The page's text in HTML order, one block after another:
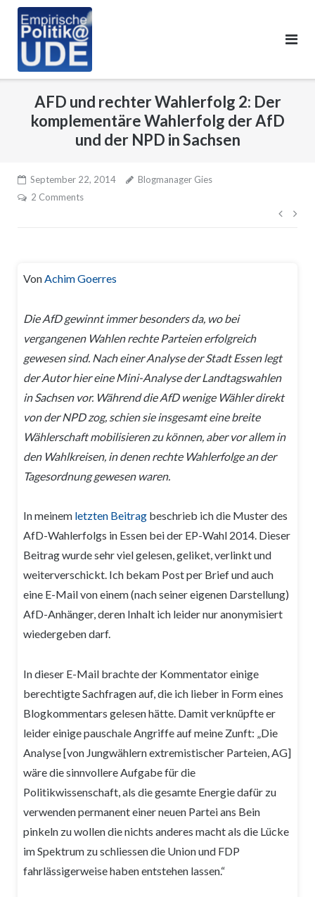
content
AFD und rechter Wahlerfolg 2: Der
komplementäre Wahlerfolg der AfD
und der NPD in Sachsen
September 22, 2014
Blogmanager Gies
2 Comments
VonAchim Goerres
Die AfD gewinnt immer besonders da, wo bei
vergangenen Wahlen rechte Parteien erfolgreich
gewesen sind. Nach einer Analyse der Stadt Essen legt
der Autor hier eine Mini-Analyse der Landtagswahlen
in Sachsen vor. Während die AfD wenige Wähler direkt
von der NPD zog, schien sie insgesamt eine breite
Wählerschaft mobilisieren zu können, aber vor allem in
den Wahlkreisen, in denen rechte Wahlerfolge an der
Tagesordnung gewesen waren.
In meinem letzten Beitragbeschrieb ich die Muster des
AfD-Wahlerfolgs in Essen bei der EP-Wahl 2014. Dieser
Beitrag wurde sehr viel gelesen, geliket, verlinkt und
weiterverschickt. Ich bekam Post per Brief und auch
eine E-Mail von einem (nach seiner eigenen Darstellung)
AfD-Anhänger, deren Inhalt ich leider nur anonymisiert
wiedergeben darf.
In dieser E-Mail brachte der Kommentator einige
berechtigte Sachfragen auf, die ich lieber in Form eines
Blogkommentars gelesen hätte. Damit verknüpfte er
leider einige pauschale Angriffe auf meine Zunft: „Die
Analyse [von Jungwählern extremistischer Parteien, AG]
wäre die sinnvollere Aufgabe für die
Politikwissenschaft, als die gesamte Energie dafür zu
verwenden permanent einer neuen Partei ans Bein
pinkeln zu wollen die nichts anderes macht als die Lücke
im Spektrum zu schliessen die Union und FDP
fahrlässigerweise haben entstehen lassen.“